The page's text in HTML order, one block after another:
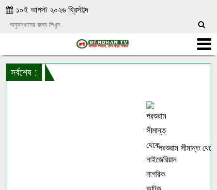
১০ই আগস্ট ২০২৬ খ্রিস্টাব্দ
সর্বশেষ :
পরশুরাম সীমান্ত থেকে